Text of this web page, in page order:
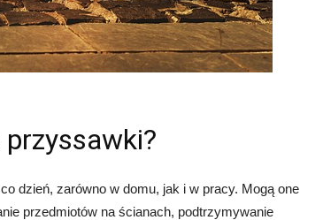
dzień, zarówno w domu, jak i w pracy. Mogą one
przedmiotów na ścianach, podtrzymywanie